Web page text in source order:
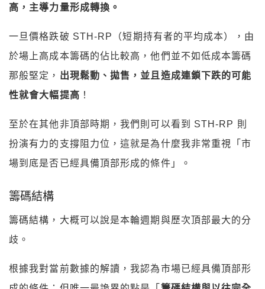
高，主導力量形成轉換。
一旦價格跌破 STH-RP（短期持有者的平均成本），由
於場上高成本籌碼的佔比較高，他們並不如低成本籌碼
那般堅定， 出現鬆動、拋售，並且造成連鎖下跌的可能
性就會大幅提高 ！
至於在其他非頂部時期，我們則可以看到 STH-RP 則
扮演有力的支撐阻力位，這就是為什麼我非常重視「市
場到底是否已經具備頂部形成的條件」。
籌碼結構
籌碼結構，大概可以說是本輪週期與歷次頂部最大的分
歧。
根據我對當前數據的解讀，我認為市場已經具備頂部形